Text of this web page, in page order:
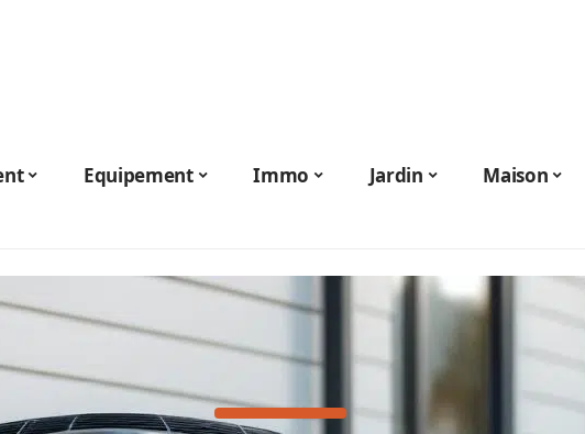
Equipement Immo Jardin Maison